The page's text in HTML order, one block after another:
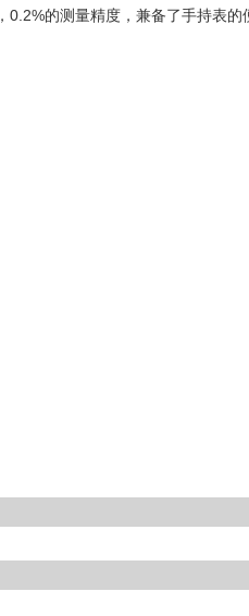
的测量精度，兼备了手持表的